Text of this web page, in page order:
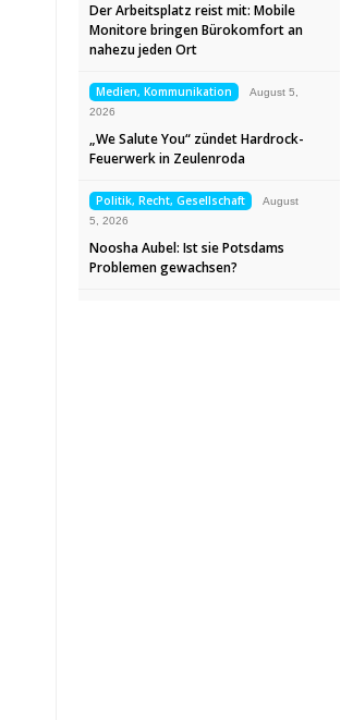
Der Arbeitsplatz reist mit: Mobile
Monitore bringen Bürokomfort an
nahezu jeden Ort
Medien, Kommunikation
August 5,
2026
„We Salute You“ zündet Hardrock-
Feuerwerk in Zeulenroda
Politik, Recht, Gesellschaft
August
5, 2026
Noosha Aubel: Ist sie Potsdams
Problemen gewachsen?